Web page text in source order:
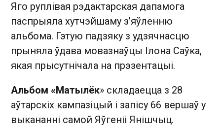
Яго руплівая рэдактарская дапамога
паспрыяла хутчэйшаму з’яўленню
альбома. Гэтую падзяку з удзячнасцю
прыняла ўдава мовазнаўцы Ілона Саўка,
якая прысутнічала на прэзентацыі.
Альбом «Матылёк» складаецца з 28
аўтарскіх кампазіцый і запісу 66 вершаў у
выкананні самой Яўгеніі Янішчыц.